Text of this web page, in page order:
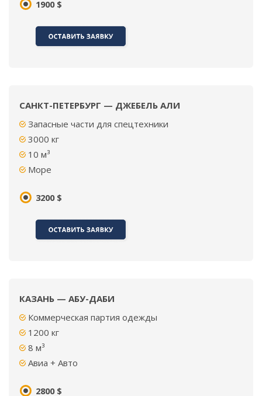
1900 $
САНКТ-ПЕТЕРБУРГ — ДЖЕБЕЛЬ АЛИ
Запасные части для спецтехники
3000 кг
10 м³
Море
3200 $
КАЗАНЬ — АБУ-ДАБИ
Коммерческая партия одежды
1200 кг
8 м³
Авиа + Авто
2800 $